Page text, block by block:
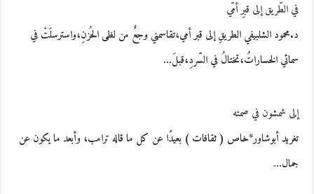
في الطّريق إلى قبرِ أمّي
د.محمود الشلبيفي الطريقِ إلى قبر أمي،تقاسمني وجعٌ من لظى الحُزنِ،واسترسلَتْ في
سمائي الخساراتُ،تختالُ في السّردِ،قبلَ…
إلى شمشون في صمته
تغريد أبوشاور*خاص ( ثقافات ) بعيدًا عن كل ما قاله ترامب، وأبعد ما يكون عن
جمال…